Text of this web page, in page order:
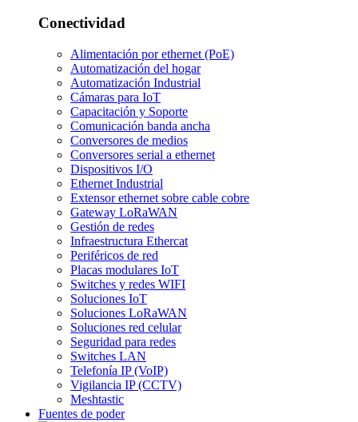
Conectividad
Alimentación por ethernet (PoE)
Automatización del hogar
Automatización Industrial
Cámaras para IoT
Capacitación y Soporte
Comunicación banda ancha
Conversores de medios
Conversores serial a ethernet
Dispositivos I/O
Ethernet Industrial
Extensor ethernet sobre cable cobre
Gateway LoRaWAN
Gestión de redes
Infraestructura Ethercat
Periféricos de red
Placas modulares IoT
Switches y redes WIFI
Soluciones IoT
Soluciones LoRaWAN
Soluciones red celular
Seguridad para redes
Switches LAN
Telefonía IP (VoIP)
Vigilancia IP (CCTV)
Meshtastic
Fuentes de poder